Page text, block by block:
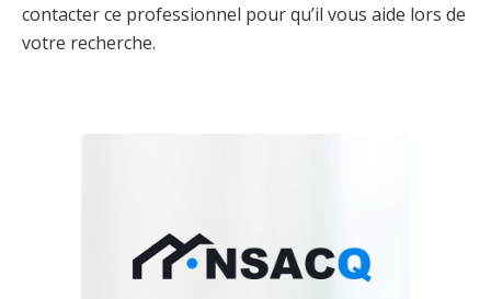
contacter ce professionnel pour qu’il vous aide lors de
votre recherche.